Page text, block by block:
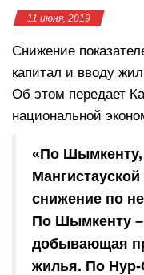
11 июня, 2019
Снижение
капитал и вводу
Об этом передает
национальной
«По Шымкенту,
снижение по
По Шымкенту –
добывающая
жилья. По Нур-